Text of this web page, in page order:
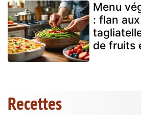
Menu
: flan
de fruits
Recettes